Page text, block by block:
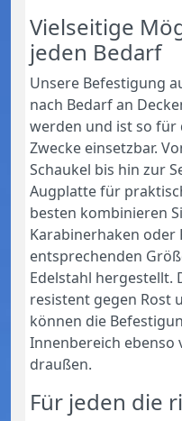
Vielseitige
jeden Bedarf
Unsere Befestigung
nach Bedarf an
werden und ist so für
Zwecke einsetzbar.
Schaukel bis hin zur
Augplatte für
besten kombinieren
Karabinerhaken
entsprechenden
Edelstahl hergestellt.
resistent gegen Rost
können die
Innenbereich ebenso
draußen.
Für jeden die